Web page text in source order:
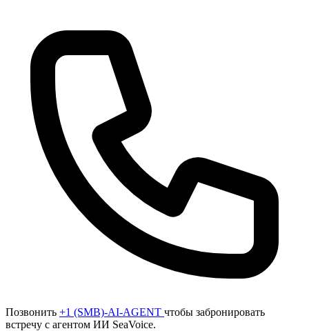
Позвонить +1 (SMB)-AI-AGENT чтобы забронировать
встречу с агентом ИИ SeaVoice.